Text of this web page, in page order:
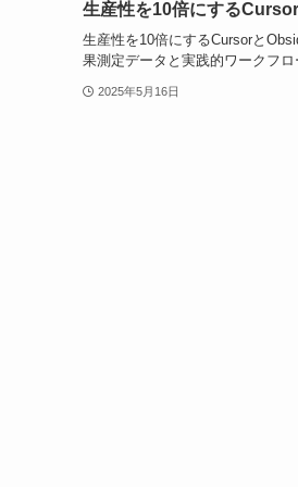
生産性を10倍にする
生産性を10倍にするCursorと
果測定データと実践的ワークフロ
2025年5月16日